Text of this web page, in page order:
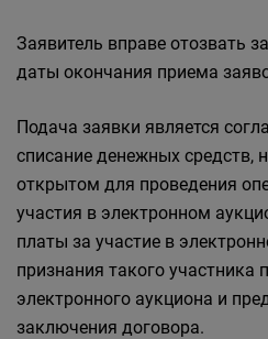
Заявитель вправе отозвать
даты окончания приема
Подача заявки является
списание денежных средств,
открытом для проведения
участия в электронном
платы за участие в
признания такого участника
электронного аукциона и
заключения договора.